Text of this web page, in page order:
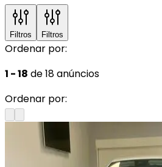
Filtros Filtros
Ordenar por:
1 - 18 de 18 anúncios
Ordenar por: